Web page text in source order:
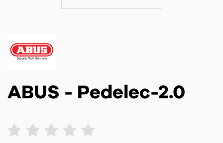
ABUS - Pedelec-2.0
2 3 4 5